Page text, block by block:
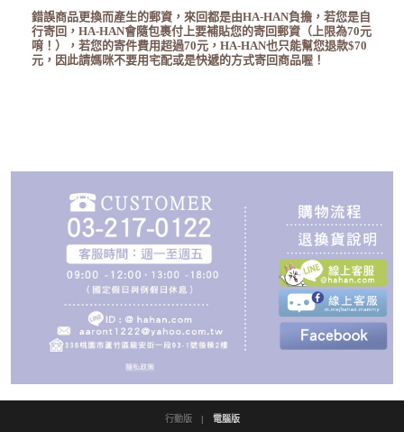
錯誤商品更換而產生的郵資，來回都是由HA-HAN負擔，若您是自
行寄回， HA-HAN會隨包裹付上要補貼您的寄回郵資（上限為70元
唷！），若您的寄件費用超過70元， HA-HAN也只能幫您退款$70
元，因此請媽咪不要用宅配或是快遞的方式寄回商品喔！
行動版 | 電腦版